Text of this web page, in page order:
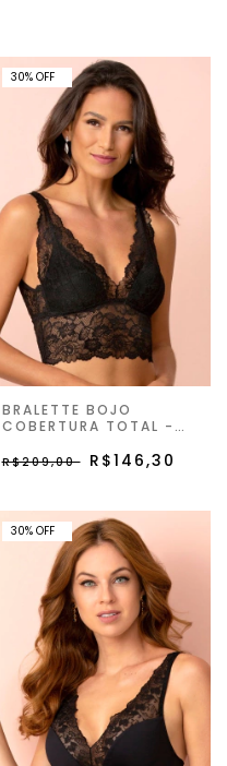
30% OFF
30% OFF
BRALETTE BOJO
COBERTURA TOTAL -
R$209,00 R$146,30
30% OFF
30% OFF